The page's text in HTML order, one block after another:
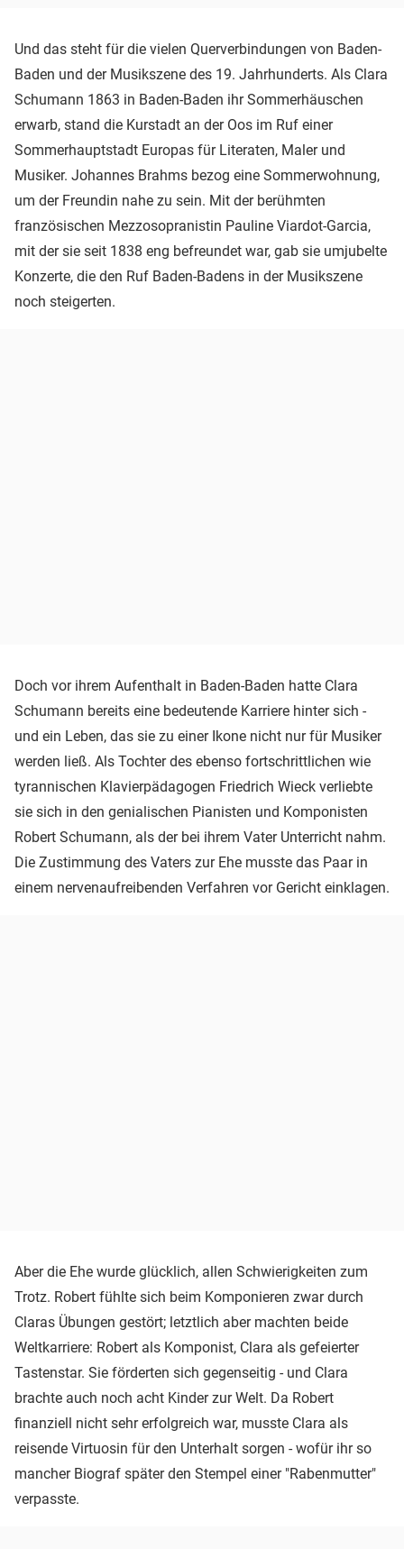
Und das steht für die vielen Querverbindungen von Baden-
Baden und der Musikszene des 19. Jahrhunderts. Als Clara
Schumann 1863 in Baden-Baden ihr Sommerhäuschen
erwarb, stand die Kurstadt an der Oos im Ruf einer
Sommerhauptstadt Europas für Literaten, Maler und
Musiker. Johannes Brahms bezog eine Sommerwohnung,
um der Freundin nahe zu sein. Mit der berühmten
französischen Mezzosopranistin Pauline Viardot-Garcia,
mit der sie seit 1838 eng befreundet war, gab sie umjubelte
Konzerte, die den Ruf Baden-Badens in der Musikszene
noch steigerten.
Doch vor ihrem Aufenthalt in Baden-Baden hatte Clara
Schumann bereits eine bedeutende Karriere hinter sich -
und ein Leben, das sie zu einer Ikone nicht nur für Musiker
werden ließ. Als Tochter des ebenso fortschrittlichen wie
tyrannischen Klavierpädagogen Friedrich Wieck verliebte
sie sich in den genialischen Pianisten und Komponisten
Robert Schumann, als der bei ihrem Vater Unterricht nahm.
Die Zustimmung des Vaters zur Ehe musste das Paar in
einem nervenaufreibenden Verfahren vor Gericht einklagen.
Aber die Ehe wurde glücklich, allen Schwierigkeiten zum
Trotz. Robert fühlte sich beim Komponieren zwar durch
Claras Übungen gestört; letztlich aber machten beide
Weltkarriere: Robert als Komponist, Clara als gefeierter
Tastenstar. Sie förderten sich gegenseitig - und Clara
brachte auch noch acht Kinder zur Welt. Da Robert
finanziell nicht sehr erfolgreich war, musste Clara als
reisende Virtuosin für den Unterhalt sorgen - wofür ihr so
mancher Biograf später den Stempel einer "Rabenmutter"
verpasste.